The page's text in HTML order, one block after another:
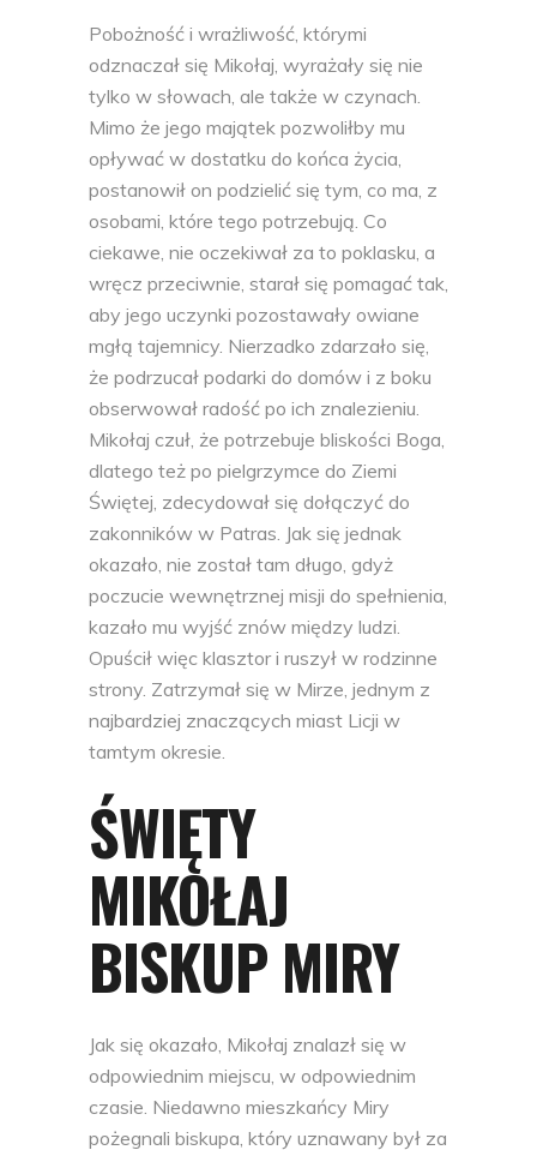
Pobożność i wrażliwość, którymi
odznaczał się Mikołaj, wyrażały się nie
tylko w słowach, ale także w czynach.
Mimo że jego majątek pozwoliłby mu
opływać w dostatku do końca życia,
postanowił on podzielić się tym, co ma, z
osobami, które tego potrzebują. Co
ciekawe, nie oczekiwał za to poklasku, a
wręcz przeciwnie, starał się pomagać tak,
aby jego uczynki pozostawały owiane
mgłą tajemnicy. Nierzadko zdarzało się,
że podrzucał podarki do domów i z boku
obserwował radość po ich znalezieniu.
Mikołaj czuł, że potrzebuje bliskości Boga,
dlatego też po pielgrzymce do Ziemi
Świętej, zdecydował się dołączyć do
zakonników w Patras. Jak się jednak
okazało, nie został tam długo, gdyż
poczucie wewnętrznej misji do spełnienia,
kazało mu wyjść znów między ludzi.
Opuścił więc klasztor i ruszył w rodzinne
strony. Zatrzymał się w Mirze, jednym z
najbardziej znaczących miast Licji w
tamtym okresie.
ŚWIĘTY
MIKOŁAJ
BISKUP MIRY
Jak się okazało, Mikołaj znalazł się w
odpowiednim miejscu, w odpowiednim
czasie. Niedawno mieszkańcy Miry
pożegnali biskupa, który uznawany był za